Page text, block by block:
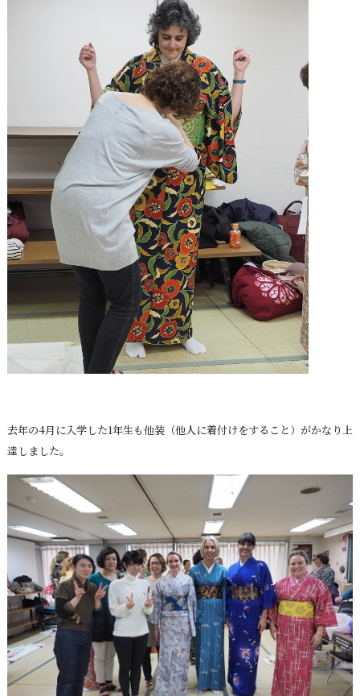
去年の4月に入学した1年生も他装（他人に着付けをすること）がかなり上
達しました。